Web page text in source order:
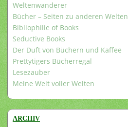
Weltenwanderer
Bücher – Seiten zu anderen Welten
Bibliophilie of Books
Seductive Books
Der Duft von Büchern und Kaffee
Prettytigers Bücherregal
Lesezauber
Meine Welt voller Welten
ARCHIV